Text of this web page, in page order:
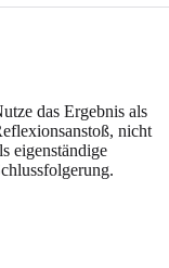
das Ergebnis als
nicht
eigenständige